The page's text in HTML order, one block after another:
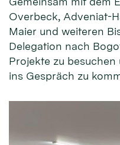
Overbeck, Adveniat-
Maier und weiteren
Delegation nach
Projekte zu
ins Gespräch zu